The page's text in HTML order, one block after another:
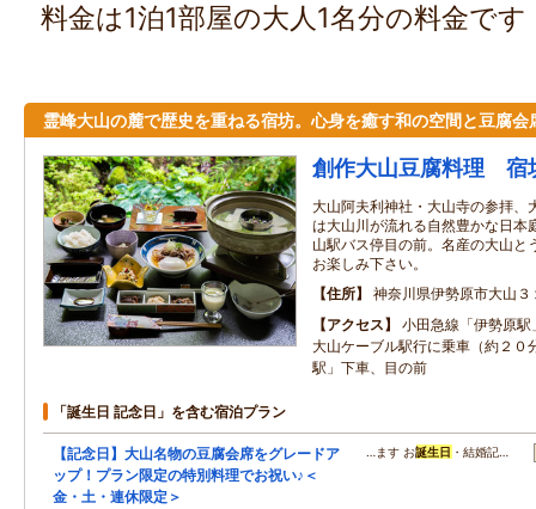
料金は1泊1部屋の大人1名分の料金で
霊峰大山の麓で歴史を重ねる宿坊。心身を癒す和の空間と豆腐会
創作大山豆腐料理 宿
大山阿夫利神社・大山寺の参拝、
は大山川が流れる自然豊かな日本
山駅バス停目の前。名産の大山と
お楽しみ下さい。
住所
神奈川県伊勢原市大山３
アクセス
小田急線「伊勢原
大山ケーブル駅行に乗車（約２
駅」下車、目の前
「誕生日 記念日」を含む宿泊プラン
【記念日】大山名物の豆腐会席をグレードア
ップ！プラン限定の特別料理でお祝い♪＜
金・土・連休限定＞
…ます お誕生日 ・結婚記…